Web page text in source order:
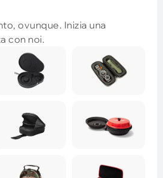
ovunque. Inizia una
con noi.